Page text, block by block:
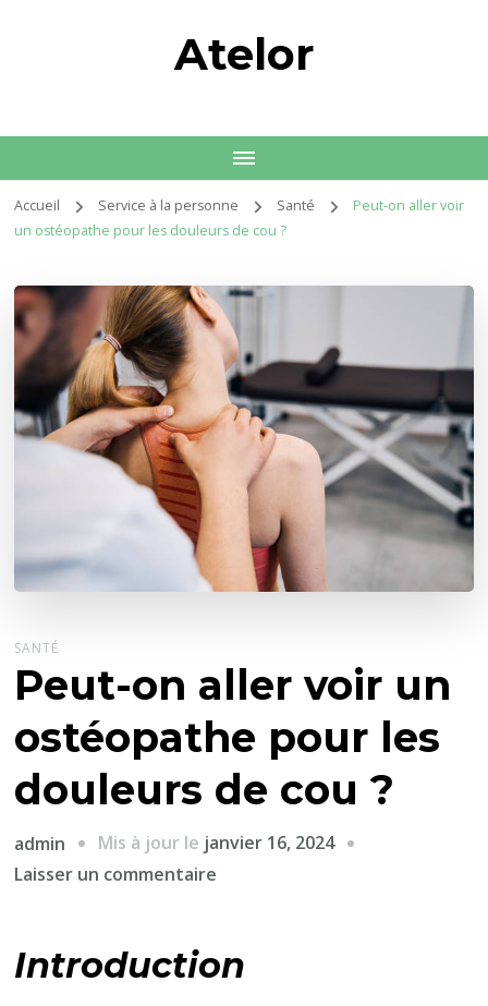
Atelor
Accueil Service à la personne Santé
Peut-on aller voir
un ostéopathe pour les douleurs de cou ?
SANTÉ
Peut-on aller voir un
ostéopathe pour les
douleurs de cou ?
admin Mis à jour le janvier 16, 2024
Laisser un commentaire
aller
Introduction